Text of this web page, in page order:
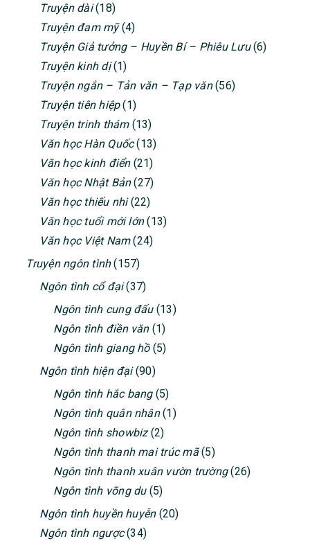
Truyện dài(18)
Truyện đam mỹ(4)
Truyện Giả tưởng – Huyền Bí – Phiêu Lưu(6)
Truyện kinh dị(1)
Truyện ngắn – Tản văn – Tạp văn(56)
Truyện tiên hiệp(1)
Truyện trinh thám(13)
Văn học Hàn Quốc(13)
Văn học kinh điển(21)
Văn học Nhật Bản(27)
Văn học thiếu nhi(22)
Văn học tuổi mới lớn(13)
Văn học Việt Nam(24)
Truyện ngôn tình(157)
Ngôn tình cổ đại(37)
Ngôn tình cung đấu(13)
Ngôn tình điền văn(1)
Ngôn tình giang hồ(5)
Ngôn tình hiện đại(90)
Ngôn tình hắc bang(5)
Ngôn tình quân nhân(1)
Ngôn tình showbiz(2)
Ngôn tình thanh mai trúc mã(5)
Ngôn tình thanh xuân vườn trường(26)
Ngôn tình võng du(5)
Ngôn tình huyền huyễn(20)
Ngôn tình ngược(34)